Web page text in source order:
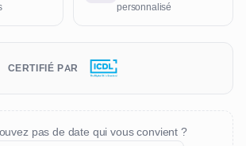
personnalisé
CERTIFIÉ PAR
pas de date qui vous convient ?